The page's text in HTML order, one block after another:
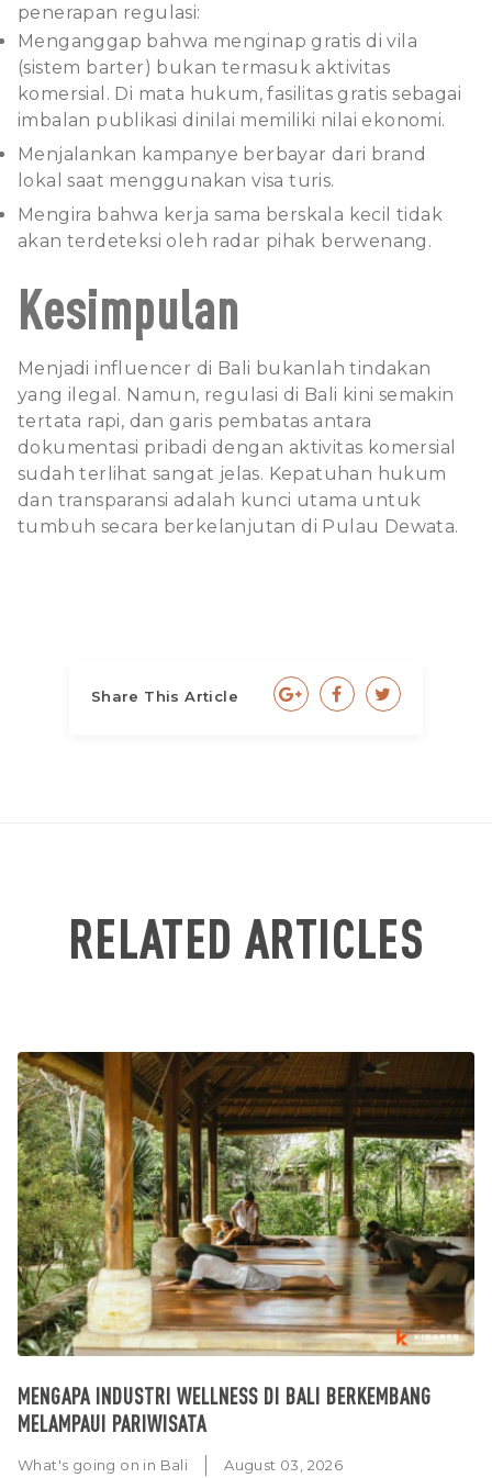
penerapan regulasi:
Menganggap bahwa menginap gratis di vila
(sistem barter) bukan termasuk aktivitas
komersial. Di mata hukum, fasilitas gratis sebagai
imbalan publikasi dinilai memiliki nilai ekonomi.
Menjalankan kampanye berbayar dari brand
lokal saat menggunakan visa turis.
Mengira bahwa kerja sama berskala kecil tidak
akan terdeteksi oleh radar pihak berwenang.
Kesimpulan
Menjadi influencer di Bali bukanlah tindakan
yang ilegal. Namun, regulasi di Bali kini semakin
tertata rapi, dan garis pembatas antara
dokumentasi pribadi dengan aktivitas komersial
sudah terlihat sangat jelas. Kepatuhan hukum
dan transparansi adalah kunci utama untuk
tumbuh secara berkelanjutan di Pulau Dewata.
Share This Article
RELATED ARTICLES
MENGAPA INDUSTRI WELLNESS DI BALI BERKEMBANG
MELAMPAUI PARIWISATA
What's going on in Bali August 03, 2026